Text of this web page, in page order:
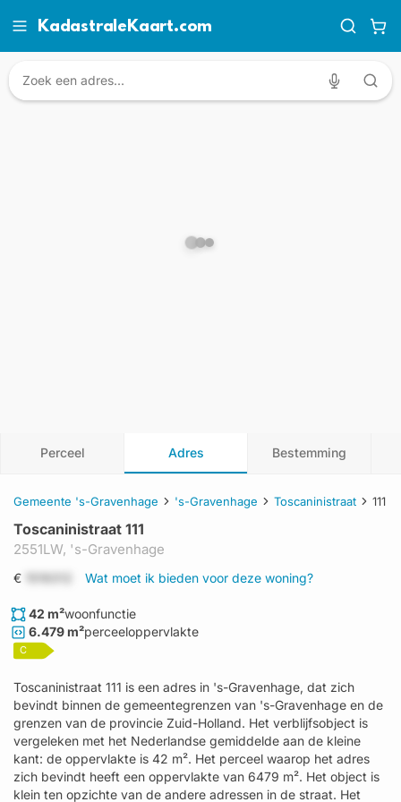
KadastraleKaart.com
Perceel Adres Bestemming
Gemeente 's-Gravenhage 's-Gravenhage Toscaninistraat 111
Toscaninistraat 111
2551LW, 's-Gravenhage
€ Wat moet ik bieden voor deze woning?
42 m²woonfunctie
6.479 m²perceeloppervlakte
C
Toscaninistraat 111 is een adres in 's-Gravenhage, dat zich
bevindt binnen de gemeentegrenzen van 's-Gravenhage en de
grenzen van de provincie Zuid-Holland. Het verblijfsobject is
vergeleken met het Nederlandse gemiddelde aan de kleine
kant: de oppervlakte is 42 m². Het perceel waarop het adres
zich bevindt heeft een oppervlakte van 6479 m². Het object is
klein ten opzichte van de andere adressen in de straat. Het